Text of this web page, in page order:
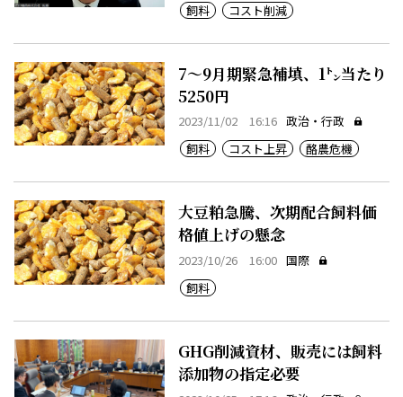
飼料
コスト削減
7～9月期緊急補填、1㌧当たり
5250円
2023/11/02 16:16 政治・行政
飼料
コスト上昇 酪農危機
大豆粕急騰、次期配合飼料価
格値上げの懸念
2023/10/26 16:00 国際
飼料
GHG削減資材、販売には飼料
添加物の指定必要